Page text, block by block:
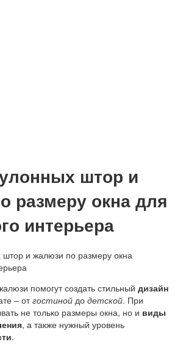
штор и
размеру окна для
интерьера
помогут создать стильный дизайн
– отгостиной до детской. При
не только размеры окна, но и виды
, а также нужный уровень
.